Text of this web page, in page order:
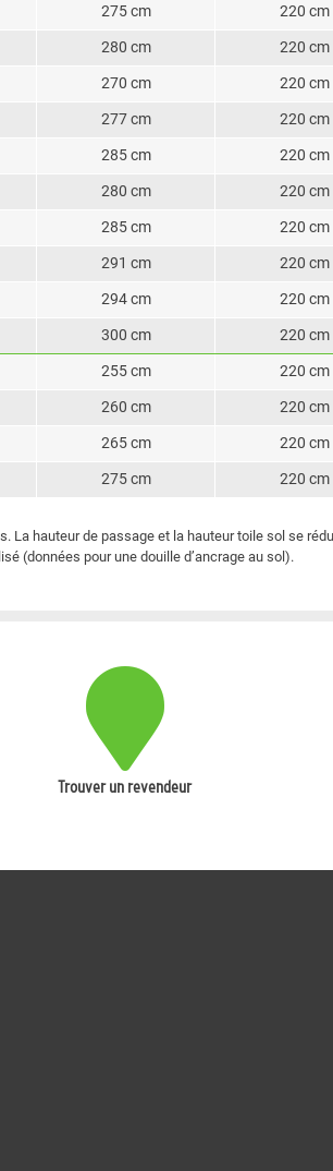
275 cm 220 cm
280 cm 220 cm
270 cm 220 cm
277 cm 220 cm
285 cm 220 cm
280 cm 220 cm
285 cm 220 cm
291 cm 220 cm
294 cm 220 cm
300 cm 220 cm
255 cm 220 cm
260 cm 220 cm
265 cm 220 cm
275 cm 220 cm
hauteur de passage et la hauteur toile sol se
(données pour une douille d’ancrage au sol).
Trouver un revendeur